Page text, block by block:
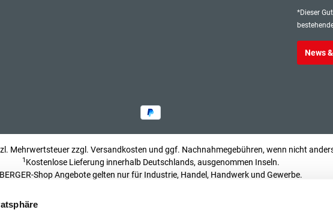
Schlitzplatte
*Dieser
News
Mehrwertsteuer zzgl. Versandkosten und ggf. Nachnahmegebühren, wenn nicht
1 Kostenlose Lieferung innerhalb Deutschlands, ausgenommen Inseln.
BERGER-Shop Angebote gelten nur für Industrie, Handel, Handwerk und Gewerbe.